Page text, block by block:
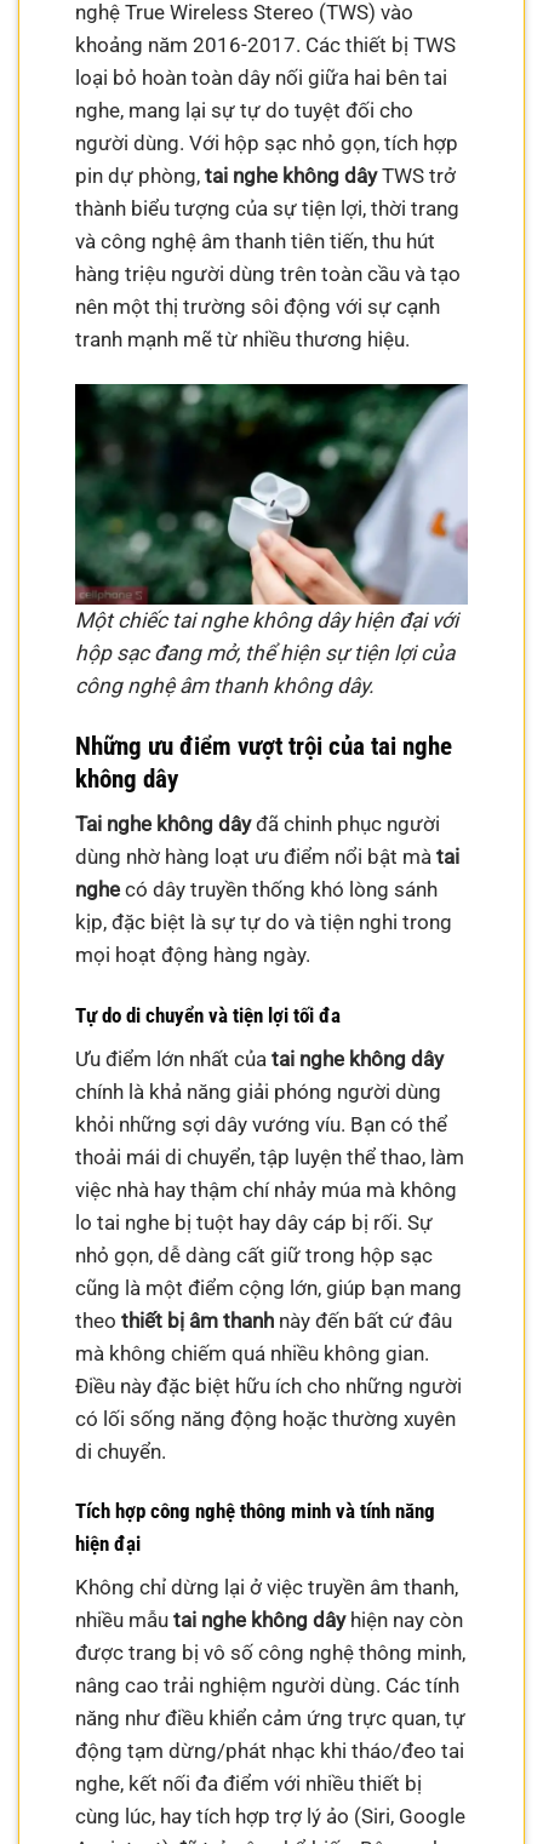
nghệ True Wireless Stereo (TWS) vào
khoảng năm 2016-2017. Các thiết bị TWS
loại bỏ hoàn toàn dây nối giữa hai bên tai
nghe, mang lại sự tự do tuyệt đối cho
người dùng. Với hộp sạc nhỏ gọn, tích hợp
pin dự phòng,tai nghe không dâyTWS trở
thành biểu tượng của sự tiện lợi, thời trang
và công nghệ âm thanh tiên tiến, thu hút
hàng triệu người dùng trên toàn cầu và tạo
nên một thị trường sôi động với sự cạnh
tranh mạnh mẽ từ nhiều thương hiệu.
Một chiếc tai nghe không dây hiện đại với
hộp sạc đang mở, thể hiện sự tiện lợi của
công nghệ âm thanh không dây.
Những ưu điểm vượt trội của tai nghe
không dây
Tai nghe không dâyđã chinh phục người
dùng nhờ hàng loạt ưu điểm nổi bật màtai
nghe có dây truyền thống khó lòng sánh
kịp, đặc biệt là sự tự do và tiện nghi trong
mọi hoạt động hàng ngày.
Tự do di chuyển và tiện lợi tối đa
Ưu điểm lớn nhất củatai nghe không dây
chính là khả năng giải phóng người dùng
khỏi những sợi dây vướng víu. Bạn có thể
thoải mái di chuyển, tập luyện thể thao, làm
việc nhà hay thậm chí nhảy múa mà không
lo tai nghe bị tuột hay dây cáp bị rối. Sự
nhỏ gọn, dễ dàng cất giữ trong hộp sạc
cũng là một điểm cộng lớn, giúp bạn mang
theothiết bị âm thanh này đến bất cứ đâu
mà không chiếm quá nhiều không gian.
Điều này đặc biệt hữu ích cho những người
có lối sống năng động hoặc thường xuyên
di chuyển.
Tích hợp công nghệ thông minh và tính năng
hiện đại
Không chỉ dừng lại ở việc truyền âm thanh,
nhiều mẫutai nghe không dâyhiện nay còn
được trang bị vô số công nghệ thông minh,
nâng cao trải nghiệm người dùng. Các tính
năng như điều khiển cảm ứng trực quan, tự
động tạm dừng/phát nhạc khi tháo/đeo tai
nghe, kết nối đa điểm với nhiều thiết bị
cùng lúc, hay tích hợp trợ lý ảo (Siri, Google